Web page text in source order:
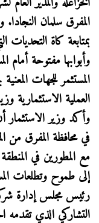
المفرق سلمان
بمتابعة كاة التحديات
وأبوابها مفتوحة
المستثمر للجهات
العملية الاستثمارية
وأكد وزير
في محافظة المفرق من
مع المطورين في
إلى طموح وتطلعات
رئيس مجلس إدارة
التشاركي الذي